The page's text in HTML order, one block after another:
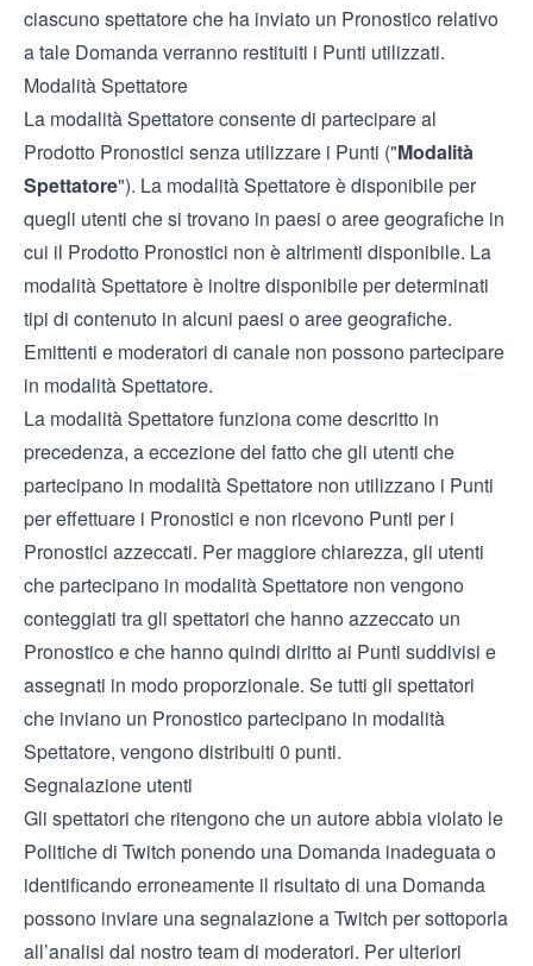
ciascuno spettatore che ha inviato un Pronostico relativo
a tale Domanda verranno restituiti i Punti utilizzati.
Modalità Spettatore
La modalità Spettatore consente di partecipare al
Prodotto Pronostici senza utilizzare i Punti ("Modalità
Spettatore"). La modalità Spettatore è disponibile per
quegli utenti che si trovano in paesi o aree geografiche in
cui il Prodotto Pronostici non è altrimenti disponibile. La
modalità Spettatore è inoltre disponibile per determinati
tipi di contenuto in alcuni paesi o aree geografiche.
Emittenti e moderatori di canale non possono partecipare
in modalità Spettatore.
La modalità Spettatore funziona come descritto in
precedenza, a eccezione del fatto che gli utenti che
partecipano in modalità Spettatore non utilizzano i Punti
per effettuare i Pronostici e non ricevono Punti per i
Pronostici azzeccati. Per maggiore chiarezza, gli utenti
che partecipano in modalità Spettatore non vengono
conteggiati tra gli spettatori che hanno azzeccato un
Pronostico e che hanno quindi diritto ai Punti suddivisi e
assegnati in modo proporzionale. Se tutti gli spettatori
che inviano un Pronostico partecipano in modalità
Spettatore, vengono distribuiti 0 punti.
Segnalazione utenti
Gli spettatori che ritengono che un autore abbia violato le
Politiche di Twitch ponendo una Domanda inadeguata o
identificando erroneamente il risultato di una Domanda
possono inviare una segnalazione a Twitch per sottoporla
all’analisi dal nostro team di moderatori. Per ulteriori